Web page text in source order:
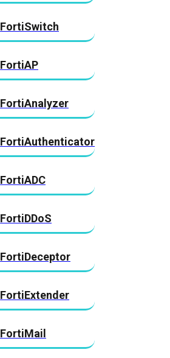
FortiSwitch
FortiAP
FortiAnalyzer
FortiAuthenticator
FortiADC
FortiDDoS
FortiDeceptor
FortiExtender
FortiMail